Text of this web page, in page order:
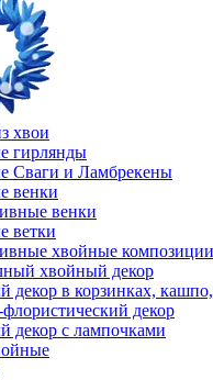
хвои
гирлянды
Сваги и Ламбрекены
венки
венки
ветки
хвойные композиции
хвойный декор
декор в корзинках,
декор
декор с лампочками